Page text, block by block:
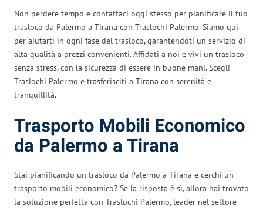
Non perdere tempo e contattaci oggi stesso per pianificare il tuo
trasloco da Palermo a Tirana con Traslochi Palermo. Siamo qui
per aiutarti in ogni fase del trasloco, garantendoti un servizio di
alta qualità a prezzi convenienti. Affidati a noi e vivi un trasloco
senza stress, con la sicurezza di essere in buone mani. Scegli
Traslochi Palermo e trasferisciti a Tirana con serenità e
tranquillità.
Trasporto Mobili Economico
da Palermo a Tirana
Stai pianificando un trasloco da Palermo a Tirana e cerchi un
trasporto mobili economico? Se la risposta è sì, allora hai trovato
la soluzione perfetta con Traslochi Palermo, leader nel settore